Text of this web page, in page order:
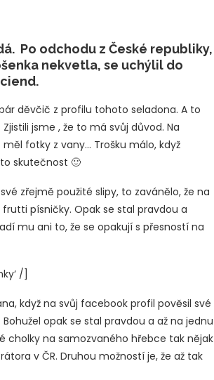
Po odchodu z České republiky,
nekvetla, se uchýlil do
děvčič z profilu tohoto seladona. A to
jsme , že to má svůj důvod. Na
fotky z vany… Trošku málo, když
skutečnost 🙂
zřejmě použité slipy, to zavánělo, že na
písničky. Opak se stal pravdou a
mu ani to, že se opakují s přesností na
/]
když na svůj facebook profil pověsil své
opak se stal pravdou a až na jednu
cholky na samozvaného hřebce tak nějak
v ČR. Druhou možností je, že až tak